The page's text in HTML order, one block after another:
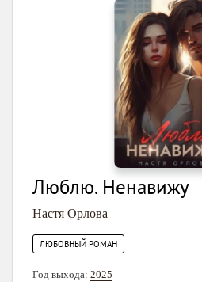
Люблю. Ненавижу
Настя Орлова
ЛЮБОВНЫЙ РОМАН
Год выхода: 2025